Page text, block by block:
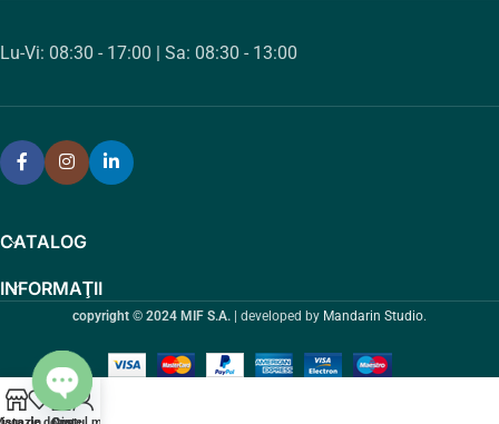
Lu-Vi: 08:30 - 17:00 | Sa: 08:30 - 13:00
CATALOG
INFORMAŢII
copyright © 2024 MIF S.A. | developed by Mandarin Studio.
0